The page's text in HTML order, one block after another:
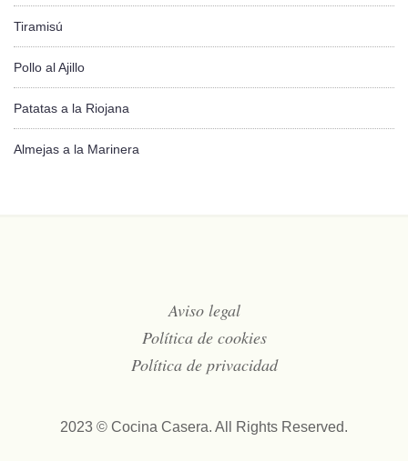
Tiramisú
Pollo al Ajillo
Patatas a la Riojana
Almejas a la Marinera
Aviso legal
Política de cookies
Política de privacidad
2023 © Cocina Casera. All Rights Reserved.